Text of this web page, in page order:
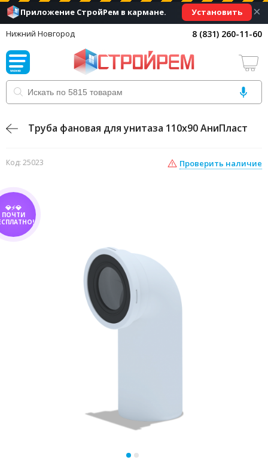
Приложение СтройРем в кармане. Установить ×
Нижний Новгород 8 (831) 260-11-60
Труба фановая для унитаза 110х90 АниПласт
Код: 25023 Проверить наличие
💎⚡💎
ПОЧТИ